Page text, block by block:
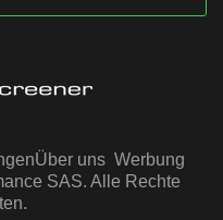
Über uns Werbung
SAS. Alle Rechte